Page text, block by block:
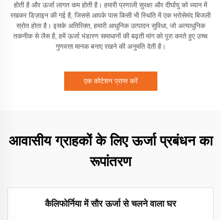
होती है और ऊर्जा लागत कम होती है। हमारी प्रणाली सुरक्षा और दीर्घायु को ध्यान में
रखकर डिज़ाइन की गई है, जिससे आपके पास किसी भी स्थिति में एक भरोसेमंद बिजली
स्रोत होता है। इसके अतिरिक्त, हमारी आधुनिक उत्पादन सुविधा, जो अत्याधुनिक
तकनीक से लैस है, हमें ऊर्जा भंडारण समाधानों की बढ़ती मांग को पूरा करते हुए उच्च
गुणवत्ता मानक बनाए रखने की अनुमति देती है।
एक कोटेशन प्राप्त करें
आवासीय ग्राहकों के लिए ऊर्जा प्रबंधन का
रूपांतरण
कैलिफोर्निया में सौर ऊर्जा से चलने वाला घर